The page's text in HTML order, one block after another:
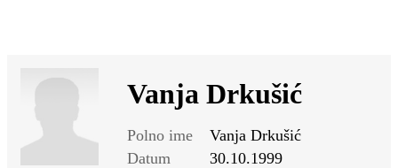
Vanja Drkušić
Polno ime
Vanja Drkušić
Datum
30.10.1999